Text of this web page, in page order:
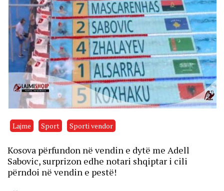
Lajme Sport Sporti vendor
Kosova përfundon në vendin e dytë me Adell
Sabovic, surprizon edhe notari shqiptar i cili
përndoi në vendin e pestë!